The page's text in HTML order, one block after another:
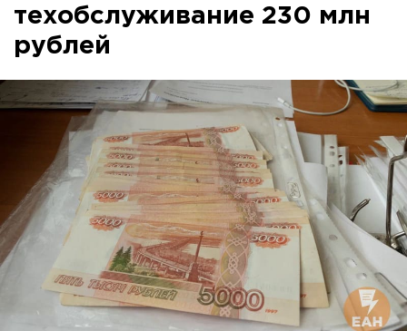
техобслуживание 230 млн
рублей